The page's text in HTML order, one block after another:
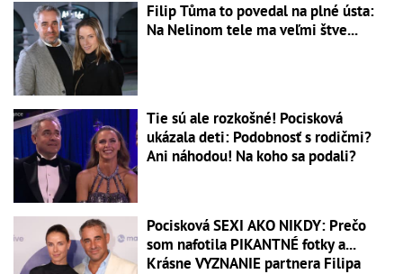
Filip Tůma to povedal na plné ústa:
Na Nelinom tele ma veľmi štve...
Tie sú ale rozkošné! Pocisková
ukázala deti: Podobnosť s rodičmi?
Ani náhodou! Na koho sa podali?
Pocisková SEXI AKO NIKDY: Prečo
som nafotila PIKANTNÉ fotky a...
Krásne VYZNANIE partnera Filipa